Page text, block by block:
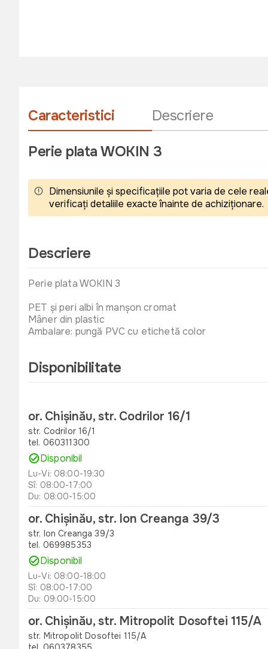
Caracteristici Descriere
Perie plata WOKIN 3
Dimensiunile și specificațiile pot varia de cele
verificați detaliile exacte înainte de achiziționare.
Descriere
Perie plata WOKIN 3
PET și peri albi în manșon cromat
Mâner din plastic
Ambalare: pungă PVC cu etichetă color
Disponibilitate
or. Chișinău, str. Codrilor 16/1
str. Codrilor 16/1
tel. 060311300
Disponibil
Lu-Vi: 08:00-19:30
Sî: 08:00-17:00
Du: 08:00-15:00
or. Chișinău, str. Ion Creanga 39/3
str. Ion Creanga 39/3
tel. 069985353
Disponibil
Lu-Vi: 08:00-18:00
Sî: 08:00-17:00
Du: 09:00-15:00
or. Chișinău, str. Mitropolit Dosoftei 115/A
str. Mitropolit Dosoftei 115/A